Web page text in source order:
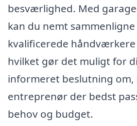
besværlighed. Med
kan du nemt
kvalificerede
hvilket gør det muligt for
informeret beslutning om,
entreprenør der bedst
behov og budget.